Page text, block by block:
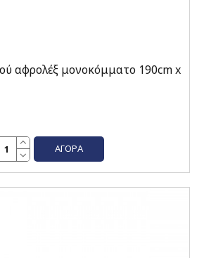
αφρολέξ μονοκόμματο 190cm x
ΑΓΟΡΆ